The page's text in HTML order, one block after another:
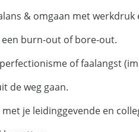
& omgaan met werkdruk
burn-out of bore-out.
of faalangst
de weg gaan.
je leidinggevende en